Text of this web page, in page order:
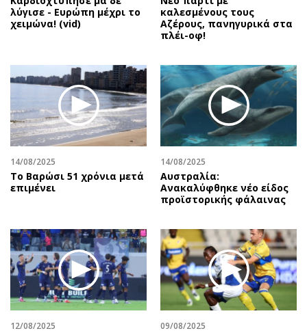
Money Review
AstroBank Properties
Ενέργεια
Ναυτιλία
Περιβάλλον
Ελλάδα
Κόσμος
Παράξενα
Πολιτισμός
Μουσική
Εικαστικά
Βιβλίο
Χειρόγραφα
Πρόσωπα
Περιβάλλον
Good Life
Γυναίκα
Showbiz
Ταξίδια
Συνταγές
Έξοδος
Media
Εκπομπές
Wine routes
Uncut
Προσφορές
Προσωπικότητες στην ''Κ''
Επιστολές
λύγισε - Ευρώπη μέχρι το
χειμώνα! (vid)
καλεσμένους τους
Αζέρους, πανηγυρικά στα
πλέι-οφ!
14/08/2025
Το Βαρώσι 51 χρόνια μετά
επιμένει
14/08/2025
Αυστραλία:
Ανακαλύφθηκε νέο είδος
προϊστορικής φάλαινας
12/08/2025 09/08/2025